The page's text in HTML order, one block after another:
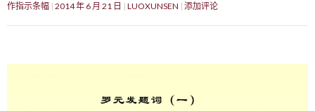
作指示条幅 2014 年 6 月 21 日 LUOXUNSEN 添加评论